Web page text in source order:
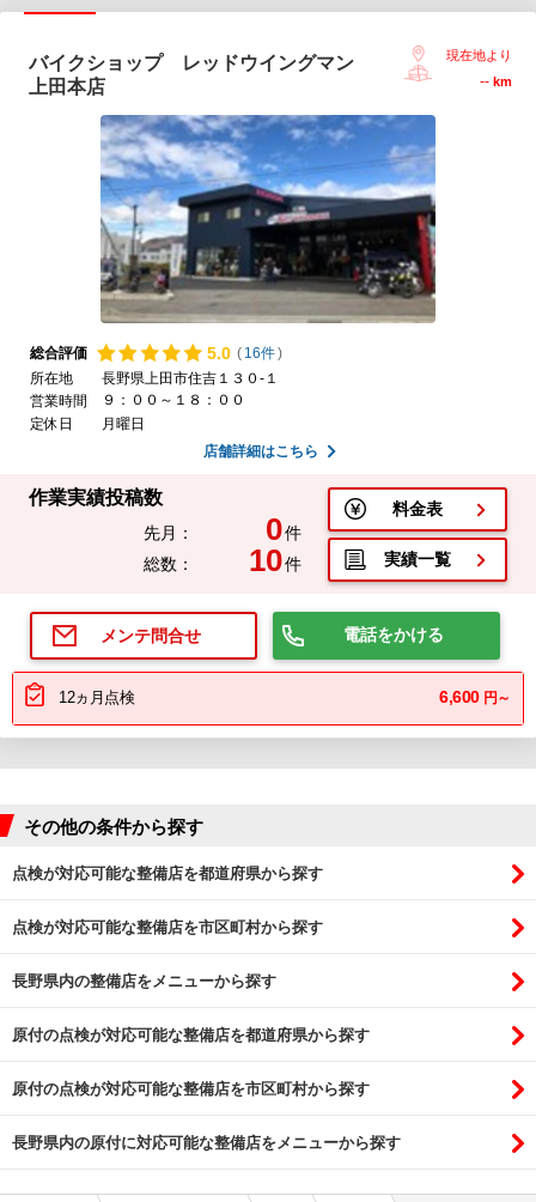
バイクショップ レッドウイングマン
上田本店
現在地より
-- km
総合評価 5.0 ( 16件)
所在地
長野県上田市住吉１３０-１
営業時間
９：００～１８：００
定休日
月曜日
店舗詳細はこちら
作業実績投稿数
先月： 0件
総数：
10件
料金表
実績一覧
メンテ問合せ 電話をかける
12ヵ月点検 6,600 円～
その他の条件から探す
点検が対応可能な整備店を都道府県から探す
点検が対応可能な整備店を市区町村から探す
長野県内の整備店をメニューから探す
原付の点検が対応可能な整備店を都道府県から探す
原付の点検が対応可能な整備店を市区町村から探す
長野県内の原付に対応可能な整備店をメニューから探す